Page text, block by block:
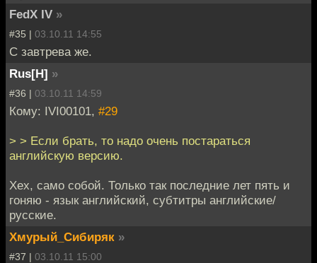
FedX IV »
#35 | 03.10.11 14:55
С завтрева же.
Rus[H] »
#36 | 03.10.11 14:59
Кому: IVI00101, #29
> > Если брать, то надо очень постараться
английскую версию.
Хех, само собой. Только так последние лет пять и
гоняю - язык английский, субтитры английские/
русские.
Хмурый_Сибиряк »
#37 | 03.10.11 15:00